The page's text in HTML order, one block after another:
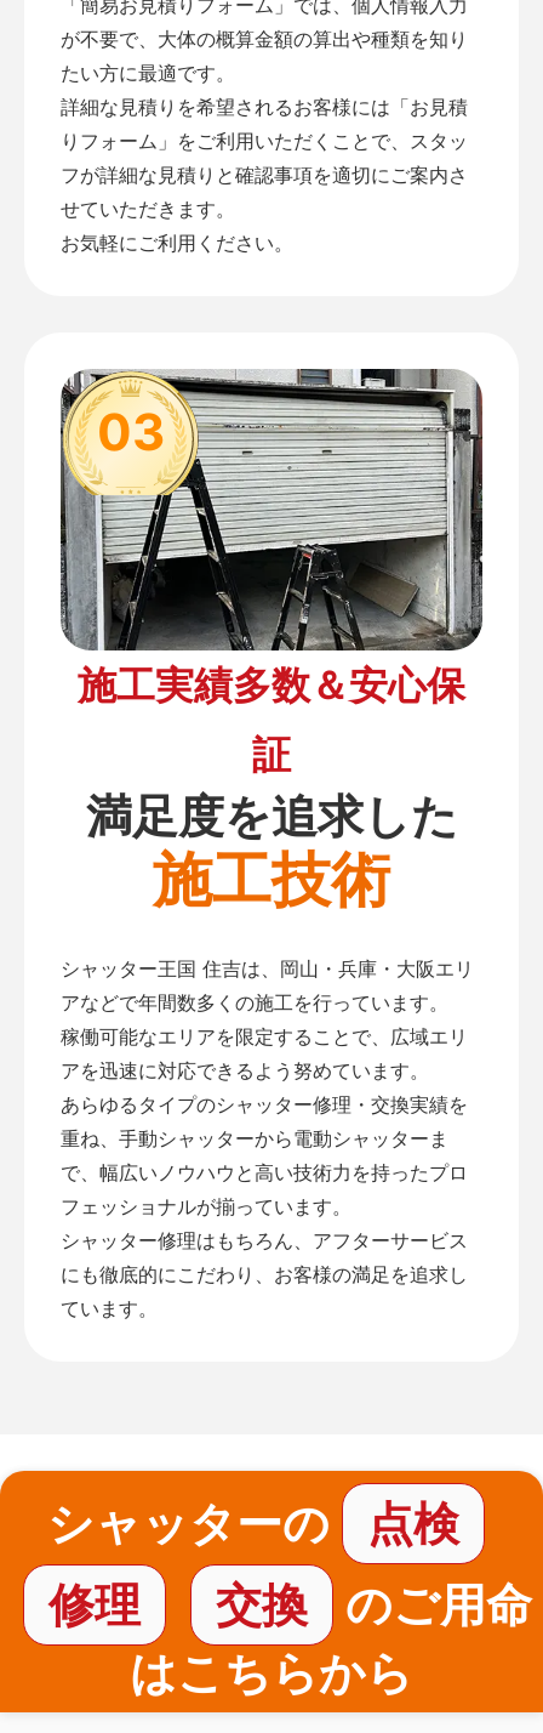
が不要で、大体の概算金額の算出や種類を知り
たい方に最適です。
詳細な見積りを希望されるお客様には「お見積
りフォーム 」をご利用いただくことで、スタッ
フが詳細な見積りと確認事項を適切にご案内さ
せていただきます。
お気軽にご利用ください。
03
施工実績多数＆安心保
証
満足度を追求した
施工技術
シャッター王国 住吉は、岡山・兵庫・大阪エリ
アなどで年間数多くの施工を行っています。
稼働可能なエリアを限定することで、広域エリ
アを迅速に対応できるよう努めています。
あらゆるタイプのシャッター修理・交換実績を
重ね、手動シャッターから電動シャッターま
で、幅広いノウハウと高い技術力を持ったプロ
フェッショナルが揃っています。
シャッター修理はもちろん、アフターサービス
にも徹底的にこだわり、お客様の満足を追求し
ています。
シャッターの
点検
修理
交換
のご用命
はこちらから